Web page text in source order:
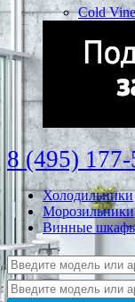
Cold Vine
8 (495)
Холодильники
Морозильники
Винные